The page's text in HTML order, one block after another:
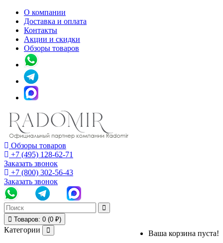
О компании
Доставка и оплата
Контакты
Акции и скидки
Обзоры товаров
Обзоры товаров
+7 (495) 128-62-71
Заказать звонок
+7 (800) 302-56-43
Заказать звонок
Товаров: 0 (0 ₽)
Ваша корзина пуста!
Категории